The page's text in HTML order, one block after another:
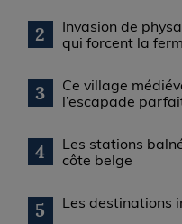
2
Invasion de
qui forcent la
3
Ce village
l’escapade
4
Les stations
côte belge
5 Les destinations